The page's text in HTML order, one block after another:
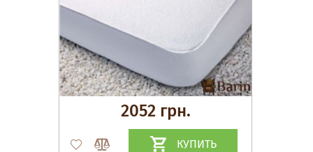
2052 грн.
КУПИТЬ